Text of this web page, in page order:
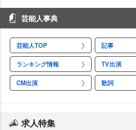
芸能人事典
芸能人TOP 記事
ランキング情報 TV出演
CM出演 歌詞
求人特集